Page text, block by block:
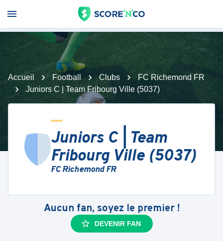
Accueil Football Clubs
FC Richemond FR
Juniors C | Team Fribourg Ville (5037)
Juniors C | Team
Fribourg Ville (5037)
FC Richemond FR
Aucun fan, soyez le premier !
DEVENIR FAN